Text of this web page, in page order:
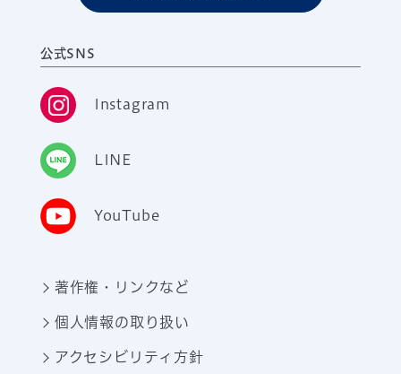
公式SNS
Instagram
LINE
YouTube
著作権・リンクなど
個人情報の取り扱い
アクセシビリティ方針